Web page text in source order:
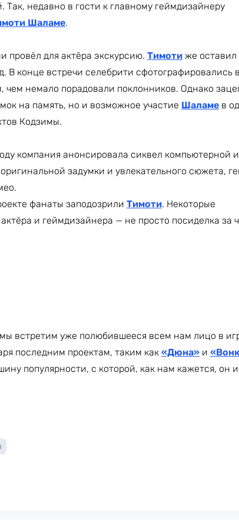
Так, недавно в гости к главному геймдизайнеру
Шаламе.
провёл для актёра экскурсию. Тимоти же оставил
В конце встречи селебрити сфотографировались
чем немало порадовали поклонников. Однако
на память, но и возможное участие Шаламе в
Кодзимы.
компания анонсировала сиквел компьютерной
задумки и увлекательного сюжета,
фанаты заподозрили Тимоти. Некоторые
и геймдизайнера — не просто посиделка за
встретим уже полюбившееся всем нам лицо в
последним проектам, таким как «Дюна» и
популярности, с которой, как нам кажется, он